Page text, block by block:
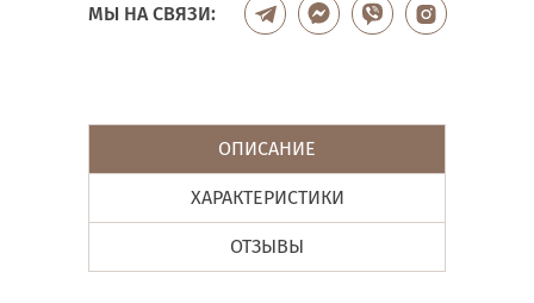
МЫ НА СВЯЗИ:
ОПИСАНИЕ
ХАРАКТЕРИСТИКИ
ОТЗЫВЫ